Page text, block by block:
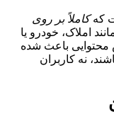
کهکاملاً بر روی
املاک، خودرو یا
محتوایی باعث شده
نه کاربران